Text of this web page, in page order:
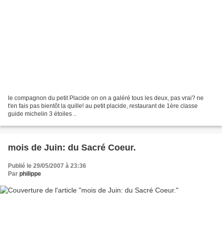
le compagnon du petit Placide on on a galéré tous les deux, pas vrai? ne
t'en fais pas bientôt la quille! au petit placide, restaurant de 1ère classe
guide michelin 3 étoiles ..
mois de Juin: du Sacré Coeur.
Publié le 29/05/2007 à 23:36
Par philippe